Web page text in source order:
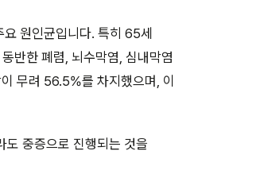
원인균입니다. 특히 65세
반한 폐렴, 뇌수막염, 심내막염
무려 56.5%를 차지했으며, 이
도 중증으로 진행되는 것을